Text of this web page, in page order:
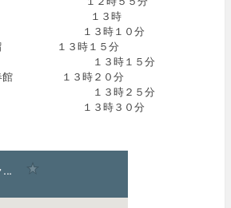
１３時
１３時１０分
繋留 １３時１５分
３時１５分
春館 １３時２０分
３時２５分
１３時３０分